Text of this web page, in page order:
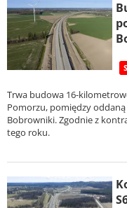
Trwa budowa 16-
Pomorzu, pomiędzy oddaną
Bobrowniki. Zgodnie z
tego roku.